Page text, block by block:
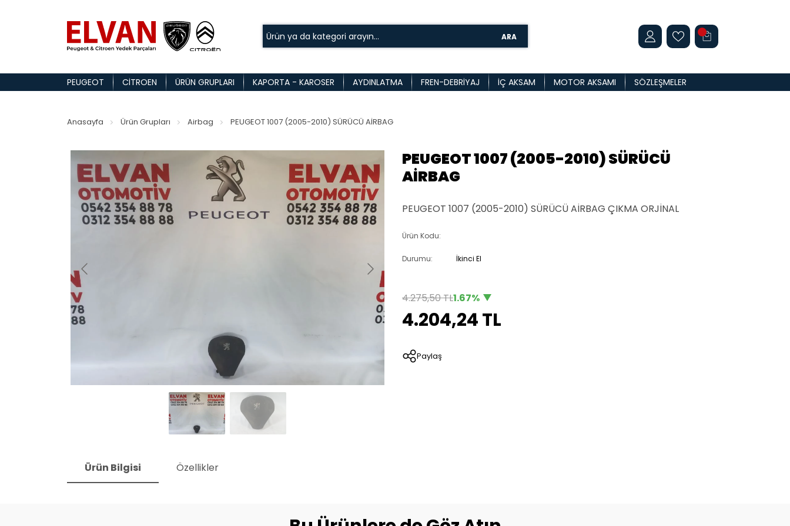
ARA
PEUGEOT CITROEN ÜRÜN GRUPLARI KAPORTA - KAROSER AYDINLATMA FREN-DEBRIYAJ İÇ AKSAM MOTOR AKSAMI SÖZLEŞMELER
Anasayfa Ürün Grupları Airbag PEUGEOT 1007 (2005-2010) SÜRÜCÜ AİRBAG
PEUGEOT 1007 (2005-2010) SÜRÜCÜ
AİRBAG
PEUGEOT 1007 (2005-2010) SÜRÜCÜ AİRBAG ÇIKMA ORJİNAL
Ürün Kodu:
Durumu: İkinci El
4.275,50 TL1.67%
4.204,24 TL
Paylaş
Ürün Bilgisi Özellikler